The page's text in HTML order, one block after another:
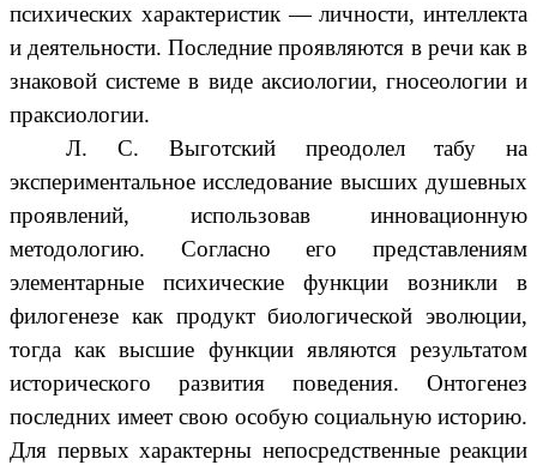
психических характеристик — личности, интеллекта
и деятельности. Последние проявляются в речи как в
знаковой системе в виде аксиологии, гносеологии и
праксиологии.
Л. С. Выготский преодолел табу на
экспериментальное исследование высших душевных
проявлений, использовав инновационную
методологию. Согласно его представлениям
элементарные психические функции возникли в
филогенезе как продукт биологической эволюции,
тогда как высшие функции являются результатом
исторического развития поведения. Онтогенез
последних имеет свою особую социальную историю.
Для первых характерны непосредственные реакции